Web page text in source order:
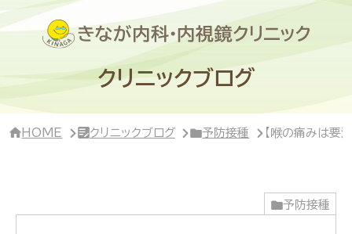
ニ
クリニックブログ
HOME クリニックブログ 予防接種 【喉の痛みは要
予防接種